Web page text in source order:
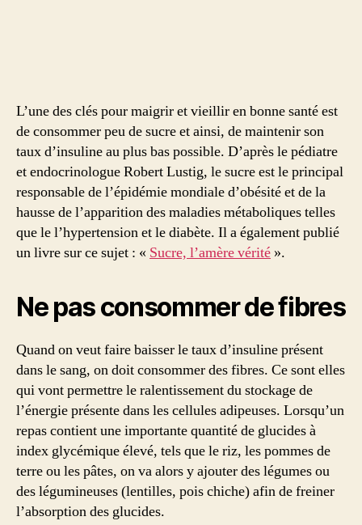
veut
le
sucre
L’une des clés pour maigrir et vieillir en bonne santé est
de consommer peu de sucre et ainsi, de maintenir son
taux d’insuline au plus bas possible. D’après le pédiatre
et endocrinologue Robert Lustig, le sucre est le principal
responsable de l’épidémie mondiale d’obésité et de la
hausse de l’apparition des maladies métaboliques telles
que le l’hypertension et le diabète. Il a également publié
un livre sur ce sujet : « Sucre, l’amère vérité ».
Ne pas consommer de fibres
Quand on veut faire baisser le taux d’insuline présent
dans le sang, on doit consommer des fibres. Ce sont elles
qui vont permettre le ralentissement du stockage de
l’énergie présente dans les cellules adipeuses. Lorsqu’un
repas contient une importante quantité de glucides à
index glycémique élevé, tels que le riz, les pommes de
terre ou les pâtes, on va alors y ajouter des légumes ou
des légumineuses (lentilles, pois chiche) afin de freiner
l’absorption des glucides.